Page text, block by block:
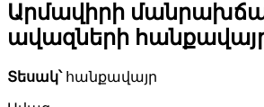
Արմավիրի
ավազների
Տեսակ՝հանքավայր